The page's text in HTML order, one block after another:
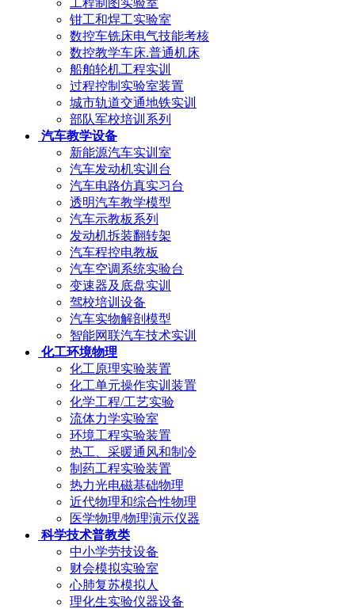
钳工和焊工实验室
数控车铣床电气技能考核
数控教学车床.普通机床
船舶轮机工程实训
过程控制实验室装置
城市轨道交通地铁实训
部队军校培训系列
汽车教学设备
新能源汽车实训室
汽车发动机实训台
汽车电路仿真实习台
透明汽车教学模型
汽车示教板系列
发动机拆装翻转架
汽车程控电教板
汽车空调系统实验台
变速器及底盘实训
驾校培训设备
汽车实物解剖模型
智能网联汽车技术实训
化工环境物理
化工原理实验装置
化工单元操作实训装置
化学工程/工艺实验
流体力学实验室
环境工程实验装置
热工、采暖通风和制冷
制药工程实验装置
热力光电磁基础物理
近代物理和综合性物理
医学物理/物理演示仪器
科学技术普教类
中小学劳技设备
财会模拟实验室
心肺复苏模拟人
理化生实验仪器设备